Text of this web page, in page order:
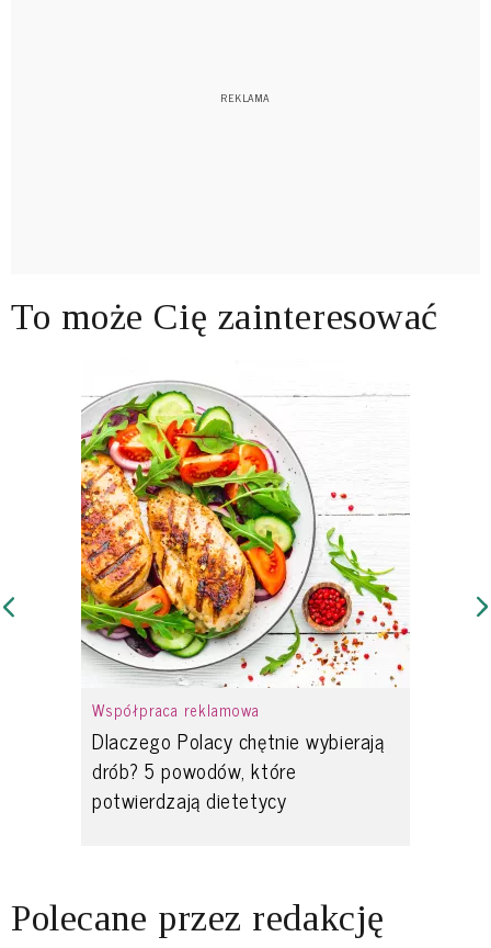
To może Cię zainteresować
Współpraca reklamowa
Dlaczego Polacy chętnie wybierają
drób? 5 powodów, które
potwierdzają dietetycy
Polecane przez redakcję